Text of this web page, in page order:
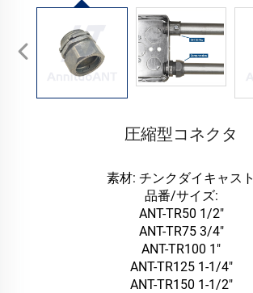
圧縮型コネクタ
素材: チンクダイキャスト
品番/サイズ:
ANT-TR50 1/2"
ANT-TR75 3/4"
ANT-TR100 1"
ANT-TR125 1-1/4"
ANT-TR150 1-1/2"